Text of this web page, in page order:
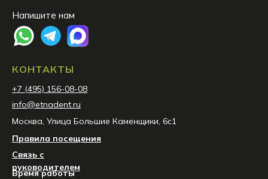
КОНТАКТЫ
info@etnadent.ru
Москва, Улица Большие Каменщики, 6с1
+7 (495) 156-08-08
Напишите нам
Правила посещения
Связь с
руководителем
Время работы